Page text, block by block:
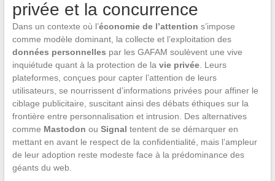
privée et la concurrence
Dans un contexte où l’économie de l’attention s’impose
comme modèle dominant, la collecte et l’exploitation des
données personnelles par les GAFAM soulèvent une vive
inquiétude quant à la protection de la vie privée. Leurs
plateformes, conçues pour capter l’attention de leurs
utilisateurs, se nourrissent d’informations privées pour affiner le
ciblage publicitaire, suscitant ainsi des débats éthiques sur la
frontière entre personnalisation et intrusion. Des alternatives
comme Mastodon ou Signal tentent de se démarquer en
mettant en avant le respect de la confidentialité, mais l’ampleur
de leur adoption reste modeste face à la prédominance des
géants du web.